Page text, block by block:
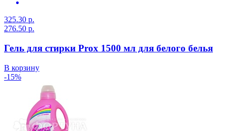
325.30 р.
276.50 р.
Гель для стирки Prox 1500 мл для белого белья
В корзину
-15%